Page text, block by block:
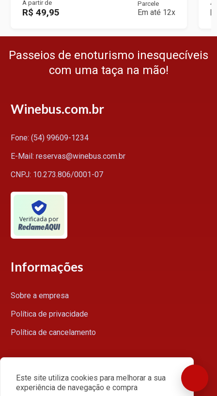
A partir de
R$ 49,95
Parcele
Em até 12x
A
Passeios de enoturismo inesquecíveis
com uma taça na mão!
Winebus.com.br
Fone: (54) 99609-1234
E-Mail: reservas@winebus.com.br
CNPJ: 10.273.806/0001-07
Verificada por
Informações
Sobre a empresa
Política de privacidade
Política de cancelamento
Este site utiliza cookies para melhorar a sua
experiência de navegação e compra